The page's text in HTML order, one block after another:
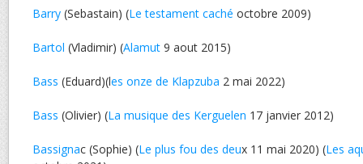
Barry (Sebastain) (Le testament caché octobre 2009)
Bartol (Vladimir) (Alamut 9 aout 2015)
Bass (Eduard)(les onze de Klapzuba 2 mai 2022)
Bass (Olivier) (La musique des Kerguelen 17 janvier 2012)
Bassignac (Sophie) (Le plus fou des deux 11 mai 2020) (Les